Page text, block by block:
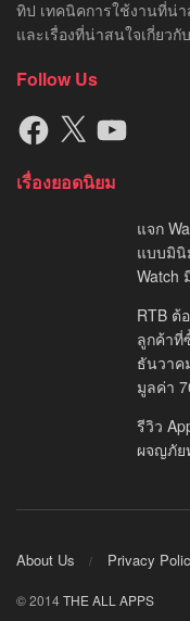
ทิป เทคนิคการใช้งานที่น่
และเรื่องที่น่าสนใจเกี่ยวกั
Follow Us
Facebook
X YouTube
เรื่องยอดนิยม
แจก
แบบมินิ
Watch
RTB ต้
ลูกค้าที่
ธันวาค
มูลค่า
รีวิว
ผจญภั
About Us Privacy
© 2014THE ALL APPS